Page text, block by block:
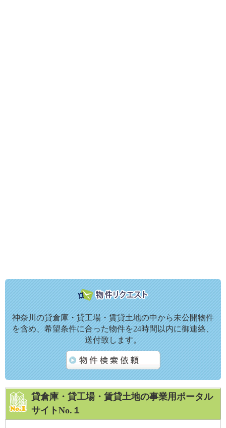
神奈川の貸倉庫・貸工場・賃貸土地の中から未公開物件
を含め、希望条件に合った物件を24時間以内に御連絡、
送付致します。
貸倉庫・貸工場・賃貸土地の事業用ポータル
サイトNo.１